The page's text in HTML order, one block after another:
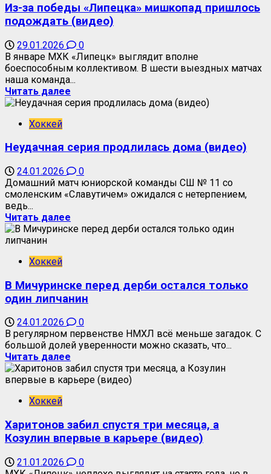
Из-за победы «Липецка» мишкопад пришлось
подождать (видео)
29.01.2026
0
В январе МХК «Липецк» выглядит вполне
боеспособным коллективом. В шести выездных матчах
наша команда...
Читать далее
Хоккей
Неудачная серия продлилась дома (видео)
24.01.2026
0
Домашний матч юниорской команды СШ № 11 со
смоленским «Славутичем» ожидался с нетерпением,
ведь...
Читать далее
Хоккей
В Мичуринске перед дерби остался только
один липчанин
24.01.2026
0
В регулярном первенстве НМХЛ всё меньше загадок. С
большой долей уверенности можно сказать, что...
Читать далее
Хоккей
Харитонов забил спустя три месяца, а
Козулин впервые в карьере (видео)
21.01.2026
0